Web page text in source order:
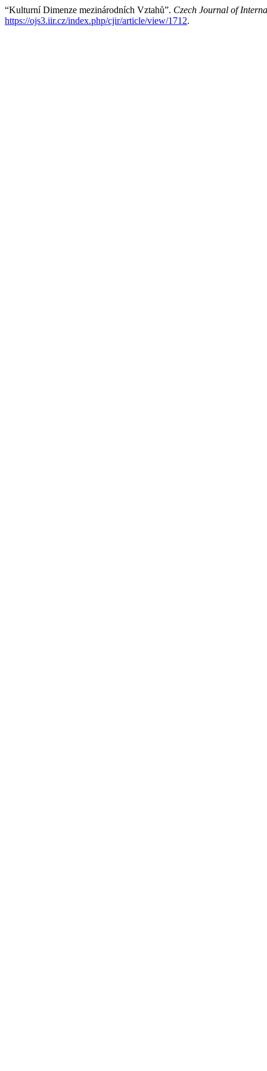
“Kulturní Dimenze mezinárodních Vztahů”. Czech Journal of
https://ojs3.iir.cz/index.php/cjir/article/view/1712.